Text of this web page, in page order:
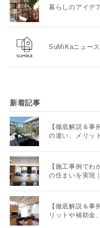
暮らしのアイデ
SuMiKaニュース
新着記事
【徹底解説＆事
の違い、メリッ
【施工事例でわ
の住まいを実現
【徹底解説＆事
リットや補助金